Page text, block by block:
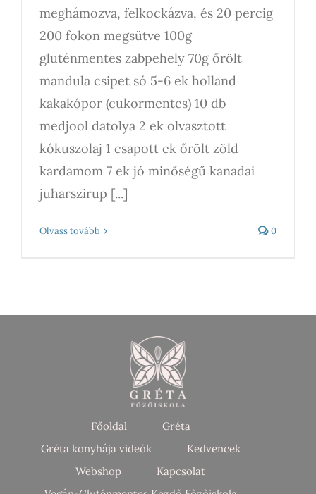
meghámozva, felkockázva, és 20 percig
200 fokon megsütve 100g
gluténmentes zabpehely 70g őrölt
mandula csipet só 5-6 ek holland
kakakópor (cukormentes) 10 db
medjool datolya 2 ek olvasztott
kókuszolaj 1 csapott ek őrölt zöld
kardamom 7 ek jó minőségű kanadai
juharszirup [...]
Olvass tovább 0
Főoldal
Gréta
Gréta konyhája videók
Kedvencek
Webshop
Kapcsolat